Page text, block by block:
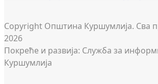
Copyright Општина Куршумлија. Сва
2026
Покреће и развија: Служба за
Куршумлија